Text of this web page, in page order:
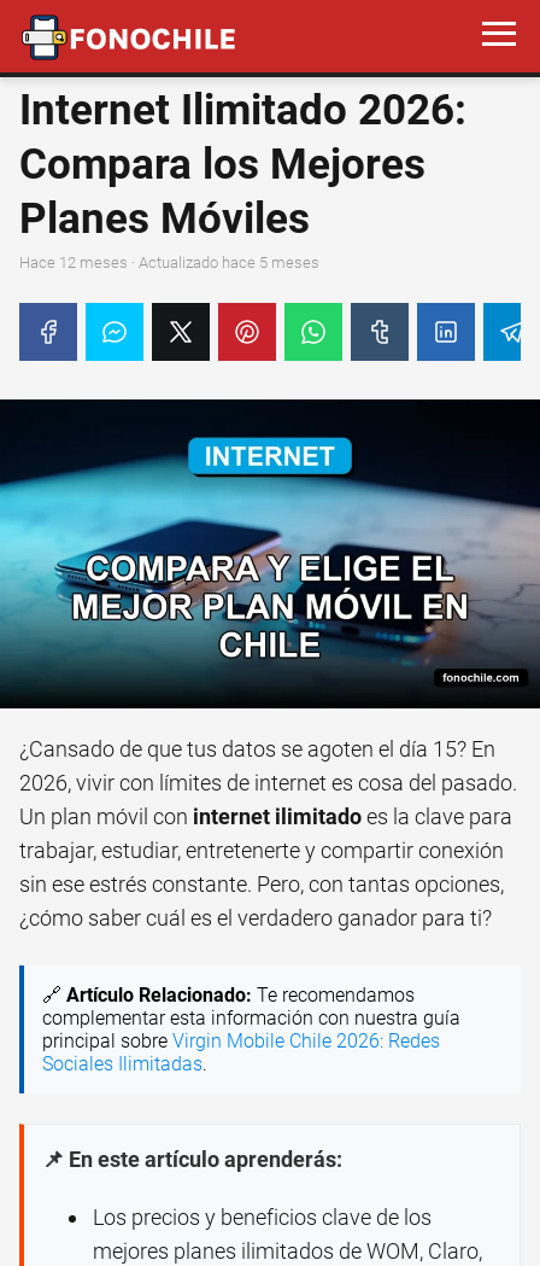
Internet Ilimitado 2026:
Compara los Mejores
Planes Móviles
hace 12 meses · Actualizado hace 5 meses
¿Cansado de que tus datos se agoten el día 15? En
2026, vivir con límites de internet es cosa del pasado.
Un plan móvil con internet ilimitadoes la clave para
trabajar, estudiar, entretenerte y compartir conexión
sin ese estrés constante. Pero, con tantas opciones,
¿cómo saber cuál es el verdadero ganador para ti?
🔗 Artículo Relacionado: Te recomendamos
complementar esta información con nuestra guía
principal sobre Virgin Mobile Chile 2026: Redes
Sociales Ilimitadas.
📌 En este artículo aprenderás:
Los precios y beneficios clave de los
mejores planes ilimitados de WOM, Claro,